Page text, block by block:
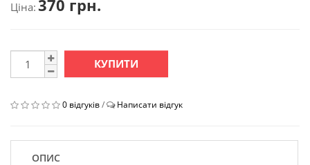
Ціна: 370 грн.
КУПИТИ
0 відгуків/ Написати відгук
ОПИС